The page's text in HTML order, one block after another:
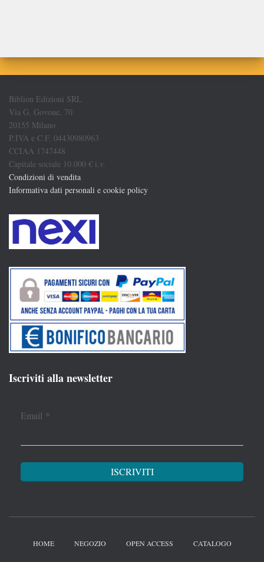
Biblion Edizioni SRL
Via G. Govone, 70
20155 Milano
P.IVA e C.F. 04430980963
CCIAA 1747448
Capitale sociale 10.000 € i.v.
Condizioni di vendita
Informativa dati personali e cookie policy
Iscriviti alla newsletter
Email *
HOME NEGOZIO OPEN ACCESS CATALOGO